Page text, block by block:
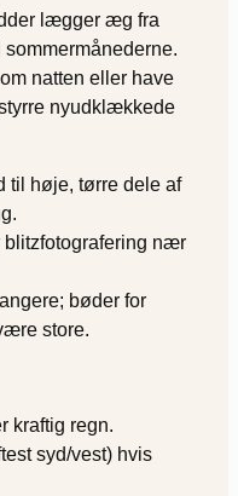
lægger æg fra
sommermånederne.
natten eller have
nyudklækkede
til høje, tørre dele af
blitzfotografering nær
bøder for
store.
kraftig regn.
syd/vest) hvis